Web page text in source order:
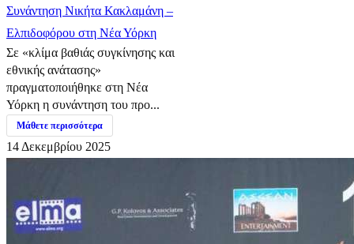
Συνάντηση Νικήτα Κακλαμάνη –
Ελπιδοφόρου στη Νέα Υόρκη
Σε «κλίμα βαθιάς συγκίνησης και
εθνικής ανάτασης»
πραγματοποιήθηκε στη Νέα
Υόρκη η συνάντηση του προ...
Μάθετε περισσότερα
14 Δεκεμβρίου 2025